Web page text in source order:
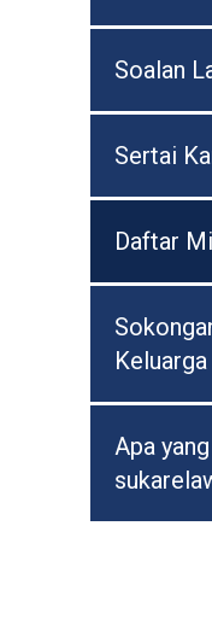
Soalan
Sertai
Daftar
Keluarga
Apa